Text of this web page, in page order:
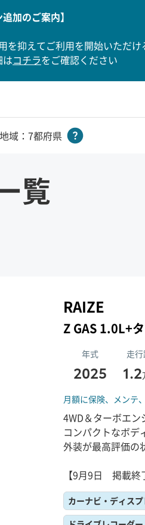
追加のご案内】
抑えてご利用を開始いただけ
コチラをご確認ください
域：7都府県
覧
RAIZE
Z GAS 1.0L+
年式 走
2025 1.2
月額に保険、 メンテ
4WD＆ターボエン
コンパクトなボ
外装が最高評価
【9月9日 掲載終
カーナビ・ディス